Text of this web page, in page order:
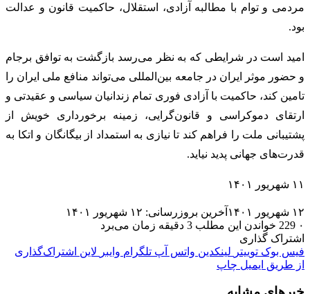
مردمی و توام با مطالبه آزادی، استقلال، حاکمیت قانون و عدالت
بود. ‌
امید است در شرایطی که به نظر می‌رسد بازگشت به توافق برجام
و حضور موثر ایران در جامعه بین‌المللی می‌تواند منافع ملی ایران را
تامین کند، حاکمیت با آزادی فوری تمام زندانیان سیاسی و عقیدتی و
ارتقای دموکراسی و قانون‌گرایی، زمینه برخورداری خویش از
پشتیبانی ملت را فراهم کند تا نیازی به استمداد از بیگانگان و اتکا به
قدرت‌های جهانی پدید نیاید.
۱۱ شهریور ۱۴۰۱
۱۲ شهریور ۱۴۰۱
آخرین بروزرسانی: ۱۲ شهریور ۱۴۰۱
۰
خواندن این مطلب 3 دقیقه زمان می‌برد
اشتراک گذاری
فیس بوک توییتر لینکدین واتس آپ تلگرام وایبر لاین اشتراک‌گذاری
از طریق ایمیل چاپ